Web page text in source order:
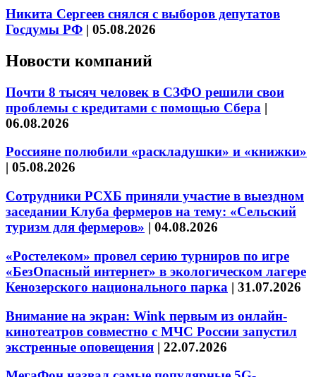
Никита Сергеев снялся с выборов депутатов
Госдумы РФ | 05.08.2026
Новости компаний
Почти 8 тысяч человек в СЗФО решили свои
проблемы с кредитами с помощью Сбера |
06.08.2026
Россияне полюбили «раскладушки» и «книжки»
| 05.08.2026
Сотрудники РСХБ приняли участие в выездном
заседании Клуба фермеров на тему: «Сельский
туризм для фермеров» | 04.08.2026
«Ростелеком» провел серию турниров по игре
«БезОпасный интернет» в экологическом лагере
Кенозерского национального парка | 31.07.2026
Внимание на экран: Wink первым из онлайн-
кинотеатров совместно с МЧС России запустил
экстренные оповещения | 22.07.2026